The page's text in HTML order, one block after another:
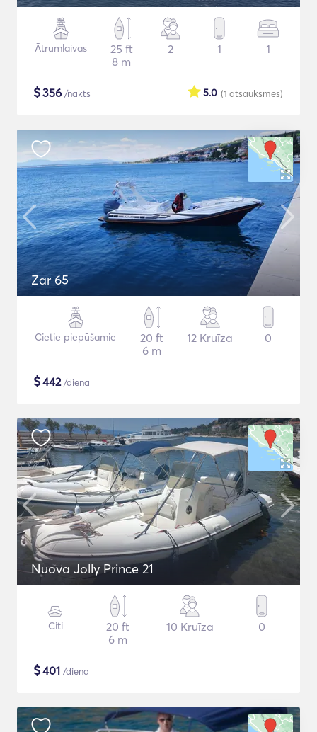
Ātrumlaivas
25 ft
8 m
2 1 1
$356 /nakts (1 atsauksmes)
5.0
Zar 65
Cietie piepūšamie
20 ft
6 m
12 Kruīza 0
$442/diena
Nuova Jolly Prince 21
Citi
20 ft
6 m
10 Kruīza 0
$401 /diena